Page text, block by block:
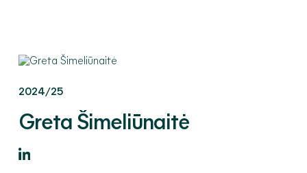
2024/25
Greta Šimeliūnaitė